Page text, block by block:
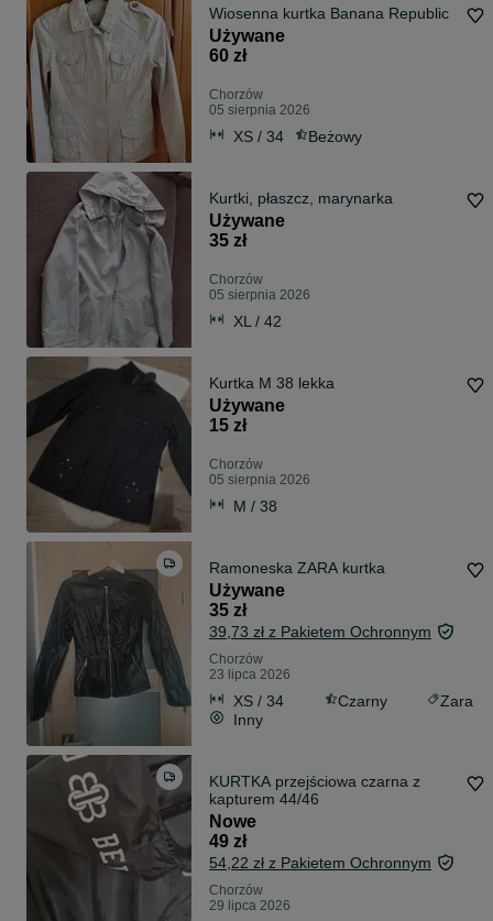
Wiosenna kurtka Banana Republic
Używane
60 zł
Chorzów
05 sierpnia 2026
XS / 34 Beżowy
Kurtki, płaszcz, marynarka
Używane
35 zł
Chorzów
05 sierpnia 2026
XL / 42
Kurtka M 38 lekka
Używane
15 zł
Chorzów
05 sierpnia 2026
M / 38
Ramoneska ZARA kurtka
Używane
35 zł
39,73 zł z Pakietem Ochronnym
Chorzów
23 lipca 2026
XS / 34 Czarny
Zara
Inny
KURTKA przejściowa czarna z
kapturem 44/46
Nowe
49 zł
54,22 zł z Pakietem Ochronnym
Chorzów
29 lipca 2026